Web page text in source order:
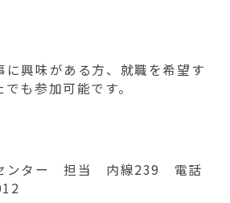
に興味がある方、就職を希望す
も参加可能です。
ンター 担当 内線239 電話